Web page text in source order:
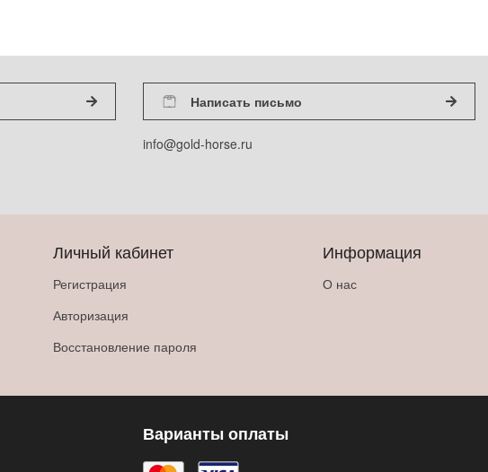
Написать письмо
info@gold-horse.ru
Личный кабинет
Регистрация
Авторизация
Восстановление пароля
Информация
О нас
Варианты оплаты